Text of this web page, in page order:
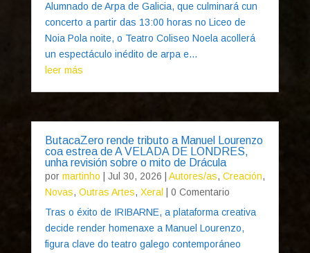
Alumnado de Arpa de Galicia, que culminará cun
concerto a partir das 13:00 horas no Liceo de
Noia Pola noite, o Teatro Coliseo Noela acollerá
un espectáculo inédito de arpa e...
leer más
ButacaZero rende tributo a Manuel Lourenzo
coa estrea de A VELADA DE LONDRES,
unha revisión sobre o mito de Drácula
por martinho Jul 30, 2026 Autores/as, Creación,
Novas, Outras Artes, Xeral
| 0 Comentario
Tras o éxito de IRIBARNE, a plataforma creativa
decide render homenaxe a Manuel Lourenzo,
figura clave do teatro galego contemporáneo